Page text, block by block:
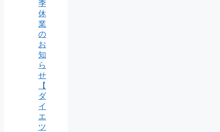
季
休
業
の
お
知
ら
せ
【
ダ
イ
エ
ツ